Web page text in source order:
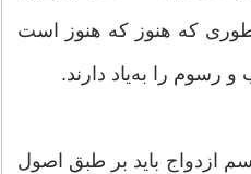
که هنوز که هنوز است
و رسوم را به‌یاد دارند.
ازدواج باید بر طبق اصول